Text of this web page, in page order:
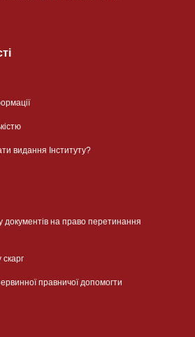
видання Інституту?
документів на право перетинання
скарг
правничої допомогти